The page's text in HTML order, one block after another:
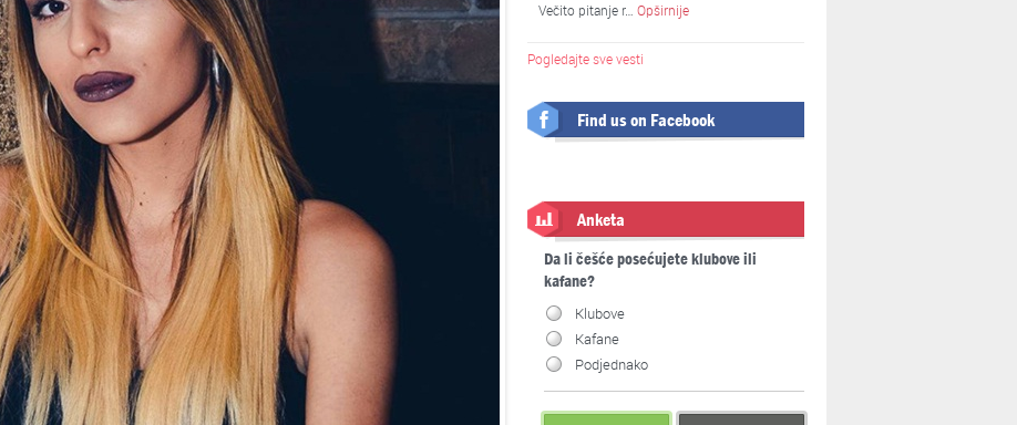
Večito pitanje r… Opširnije
Pogledajte sve vesti
Find us on Facebook
Anketa
Da li češće posećujete klubove ili
kafane?
Klubove
Kafane
Podjednako